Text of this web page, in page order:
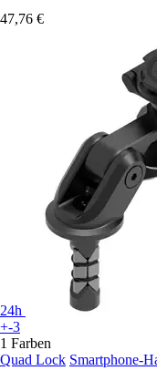
47,76 €
24h
+-3
1 Farben
Quad Lock Smartphone-